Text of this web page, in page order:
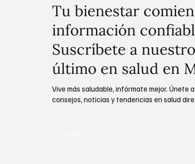
Tu bienestar
información
Suscríbete a
último en salud en
Vive más saludable, infórmate mejor. Únete
consejos, noticias y tendencias en salud